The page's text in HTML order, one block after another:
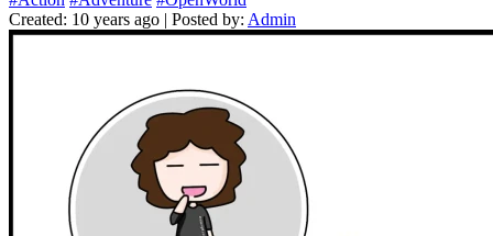
Created: 10 years ago | Posted by: Admin